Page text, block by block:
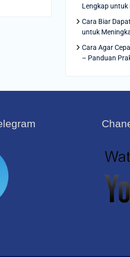
Lengkap untuk
Cara Biar
untuk
Cara Agar
– Panduan